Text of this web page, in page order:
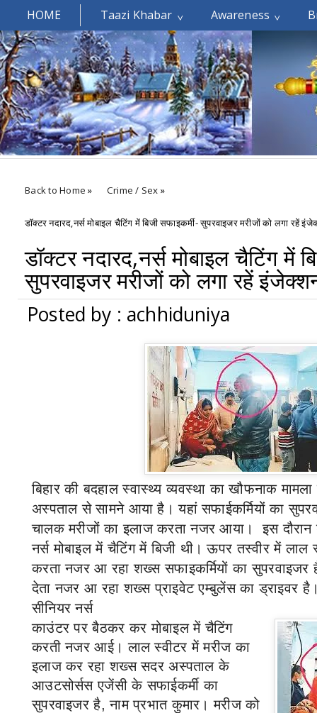
HOME Taazi Khabar Awareness
Welcomes You.....
Back to Home » Crime / Sex »
डॉक्टर नदारद,नर्स मोबाइल चैटिंग में बिजी सफाइकर्मी- सुपरवाइजर मरीजों को लगा रहें
डॉक्टर नदारद,नर्स मोबाइल चैटिंग में
सुपरवाइजर मरीजों को लगा रहें
Posted by : achhiduniya
बिहार की बदहाल स्वास्थ्य व्यवस्थाका खौफनाकमामला
अस्पताल से सामने आया है। यहां सफाईकर्मियों का
चालक मरीजों का इलाज करता नजर आया।
इस
नर्स मोबाइल में चैटिंग में बिजी थी। ऊपर तस्वीर में लाल
करता नजर आ रहा शख्स सफाइकर्मियों का सुपरवाइजर
देता नजर आ रहा शख्स प्राइवेट एम्बुलेंस का ड्राइवर
सीनियर नर्स
काउंटर पर बैठकर कर मोबाइल में चैटिंग
करती नजर आई।लाल स्वीटर में मरीज का
इलाज कर रहा शख्स सदर अस्पताल के
आउटसोर्सस एजेंसी के सफाईकर्मी का
सुपरवाइजर है,नाम प्रभात कुमार ।मरीज को